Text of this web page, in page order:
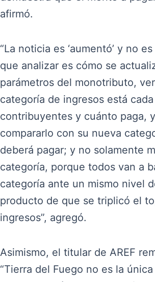
afirmó.
“La noticia es ‘aumentó’ y no
que analizar es cómo se
parámetros del monotributo,
categoría de ingresos está
contribuyentes y cuánto paga,
compararlo con su nueva
deberá pagar; y no solamente
categoría, porque todos van a
categoría ante un mismo nivel
producto de que se triplicó el
ingresos”, agregó.
Asimismo, el titular de AREF
“Tierra del Fuego no es la